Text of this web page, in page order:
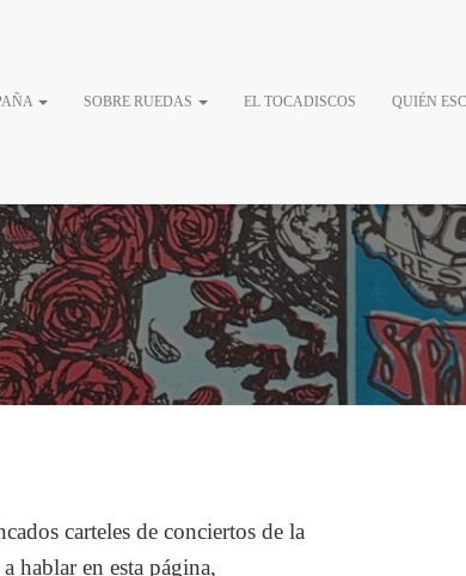
SOBRE RUEDAS EL TOCADISCOS QUIÉN
del rock ácido
2020
carteles de conciertos de la
hablar en esta página,